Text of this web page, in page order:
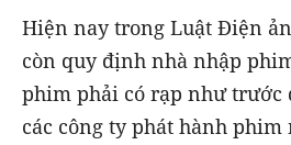
Hiện nay trong Luật Điện
còn quy định nhà nhập
phim phải có rạp như trước
các công ty phát hành